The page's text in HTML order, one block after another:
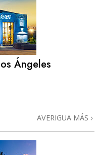
Ángeles
AVERIGUA MÁS